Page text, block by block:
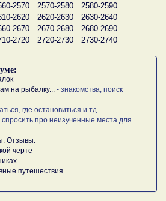
2570 2570-2580
2580-2590
2620 2620-2630
2630-2640
2670 2670-2680
2680-2690
2720 2720-2730 2730-2740
на рыбалку...
- знакомства, поиск
где остановиться и тд.
спросить про неизученные места для
Отзывы.
черте
путешествия